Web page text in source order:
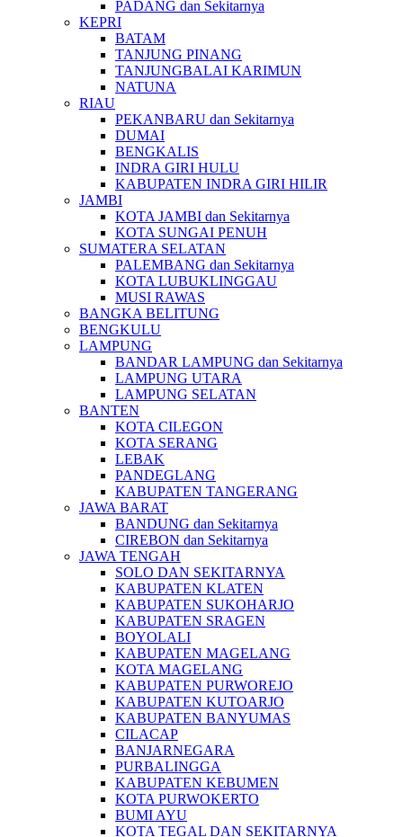
PADANG dan Sekitarnya
KEPRI
BATAM
TANJUNG PINANG
TANJUNGBALAI KARIMUN
NATUNA
RIAU
PEKANBARU dan Sekitarnya
DUMAI
BENGKALIS
INDRA GIRI HULU
KABUPATEN INDRA GIRI HILIR
JAMBI
KOTA JAMBI dan Sekitarnya
KOTA SUNGAI PENUH
SUMATERA SELATAN
PALEMBANG dan Sekitarnya
KOTA LUBUKLINGGAU
MUSI RAWAS
BANGKA BELITUNG
BENGKULU
LAMPUNG
BANDAR LAMPUNG dan Sekitarnya
LAMPUNG UTARA
LAMPUNG SELATAN
BANTEN
KOTA CILEGON
KOTA SERANG
LEBAK
PANDEGLANG
KABUPATEN TANGERANG
JAWA BARAT
BANDUNG dan Sekitarnya
CIREBON dan Sekitarnya
JAWA TENGAH
SOLO DAN SEKITARNYA
KABUPATEN KLATEN
KABUPATEN SUKOHARJO
KABUPATEN SRAGEN
BOYOLALI
KABUPATEN MAGELANG
KOTA MAGELANG
KABUPATEN PURWOREJO
KABUPATEN KUTOARJO
KABUPATEN BANYUMAS
CILACAP
BANJARNEGARA
PURBALINGGA
KABUPATEN KEBUMEN
KOTA PURWOKERTO
BUMI AYU
KOTA TEGAL DAN SEKITARNYA